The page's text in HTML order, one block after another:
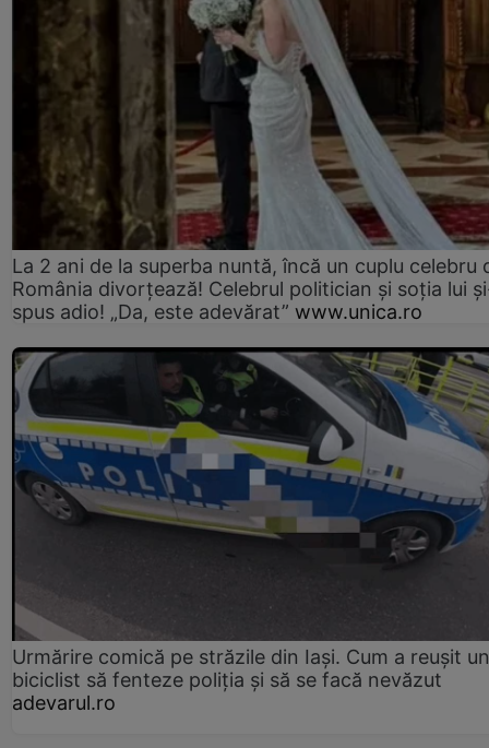
La 2 ani de la superba nuntă, încă un cuplu celebru
România divorțează! Celebrul politician și soția lui
spus adio! „Da, este adevărat” www.unica.ro
Urmărire comică pe străzile din Iași. Cum a reușit un
biciclist să fenteze poliția și să se facă nevăzut
adevarul.ro